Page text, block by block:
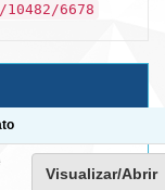
6678
Visualizar/Abrir